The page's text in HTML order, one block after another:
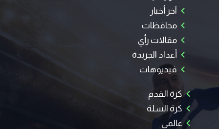
آخر أخبار
محافظات
مقالات رأي
أعداد الجريدة
فيديوهات
كرة القدم
كرة السلة
عالمي